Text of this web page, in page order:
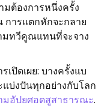
มต้องการหนึ่งครั้ง
ารแตกหักจะกลาย
มทวีคูณแทนที่จะจาง
ปิดเผย: บางครั้งแบ
บ่งปันทุกอย่างกับโลก
มอัปยศอดสูสาธารณะ.